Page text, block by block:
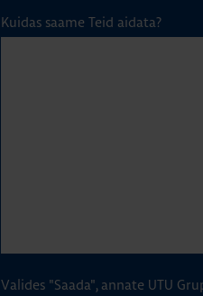
Kuidas saame Teid aidata?
Valides "Saada", annate UTU